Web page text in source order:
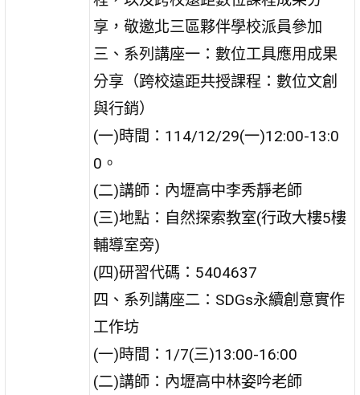
享，敬邀北三區夥伴學校派員參加
三、系列講座一：數位工具應用成果
分享（跨校遠距共授課程：數位文創
與行銷）
(一)時間：114/12/29(一)12:00-13:0
0。
(二)講師：內壢高中李秀靜老師
(三)地點：自然探索教室(行政大樓5樓
輔導室旁)
(四)研習代碼：5404637
四、系列講座二：SDGs永續創意實作
工作坊
(一)時間：1/7(三)13:00-16:00
(二)講師：內壢高中林姿吟老師